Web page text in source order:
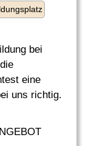
bei
eine
uns richtig.